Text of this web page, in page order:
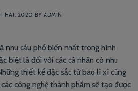
HAI, 2020 BY ADMIN
nhu cầu phổ biến nhất trong hình
biệt là đối với các cá nhân có nhu
thiết kế đặc sắc từ bao lì xì cũng
công nghệ thành phẩm sẽ tạo được